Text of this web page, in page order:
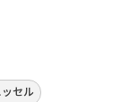
ーケット
ハネムー
セル